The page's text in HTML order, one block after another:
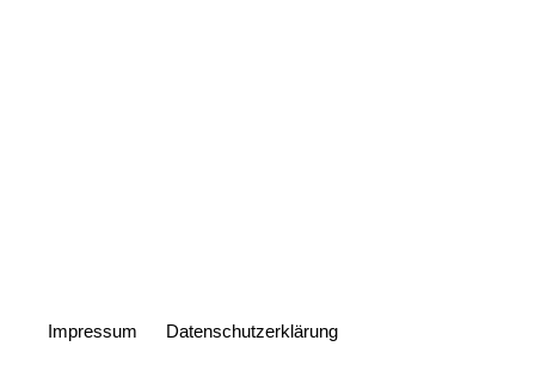
Impressum Datenschutzerklärung